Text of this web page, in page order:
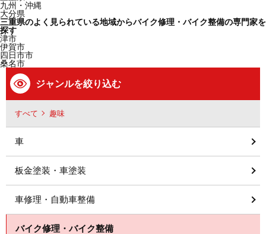
九州・沖縄
大分県
三重県のよく見られている地域からバイク修理・バイク整備の専門家を
探す
津市
伊賀市
四日市市
桑名市
ジャンルを絞り込む
すべて 趣味
車
板金塗装・車塗装
車修理・自動車整備
バイク修理・バイク整備